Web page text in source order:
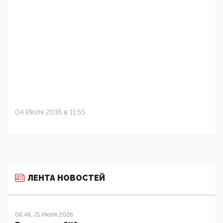
04 Июля 2016 в 11:55
ЛЕНТА НОВОСТЕЙ
06:48, 21 Июля 2026